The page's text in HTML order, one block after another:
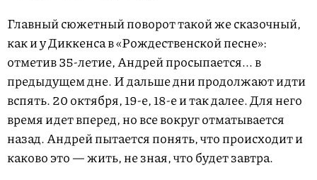
Главный сюжетный поворот такой же сказочный,
как и у Диккенса в «Рождественской песне»:
отметив 35-летие, Андрей просыпается... в
предыдущем дне. И дальше дни продолжают идти
вспять. 20 октября, 19-е, 18-е и так далее. Для него
время идет вперед, но все вокруг отматывается
назад. Андрей пытается понять, что происходит и
каково это — жить, не зная, что будет завтра.